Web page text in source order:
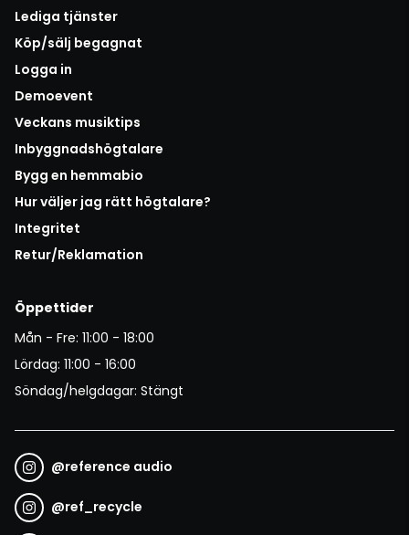
Lediga tjänster
Köp/sälj begagnat
Logga in
Demoevent
Veckans musiktips
Inbyggnadshögtalare
Bygg en hemmabio
Hur väljer jag rätt högtalare?
Integritet
Retur/Reklamation
Öppettider
Mån - Fre: 11:00 - 18:00
Lördag: 11:00 - 16:00
Söndag/helgdagar: Stängt
@reference audio
@ref_recycle